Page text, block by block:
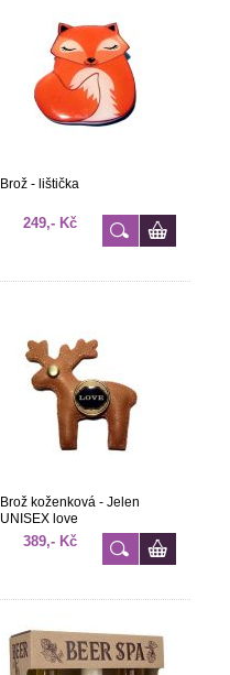
Brož - lištička
249,- Kč
Brož koženková - Jelen
UNISEX love
389,- Kč